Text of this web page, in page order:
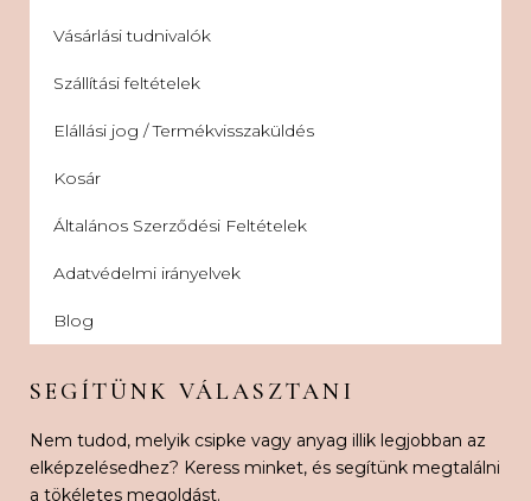
Vásárlási tudnivalók
Szállítási feltételek
Elállási jog / Termékvisszaküldés
Kosár
Általános Szerződési Feltételek
Adatvédelmi irányelvek
Blog
SEGÍTÜNK VÁLASZTANI
Nem tudod, melyik csipke vagy anyag illik legjobban az
elképzelésedhez? Keress minket, és segítünk megtalálni
a tökéletes megoldást.